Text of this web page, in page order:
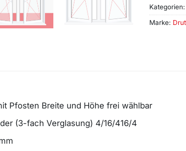
Kategorien:
Marke:
Pfosten Breite und Höhe frei wählbar
(3-fach Verglasung) 4/16/416/4